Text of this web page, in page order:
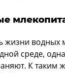
жизни водных
среде,
К таким